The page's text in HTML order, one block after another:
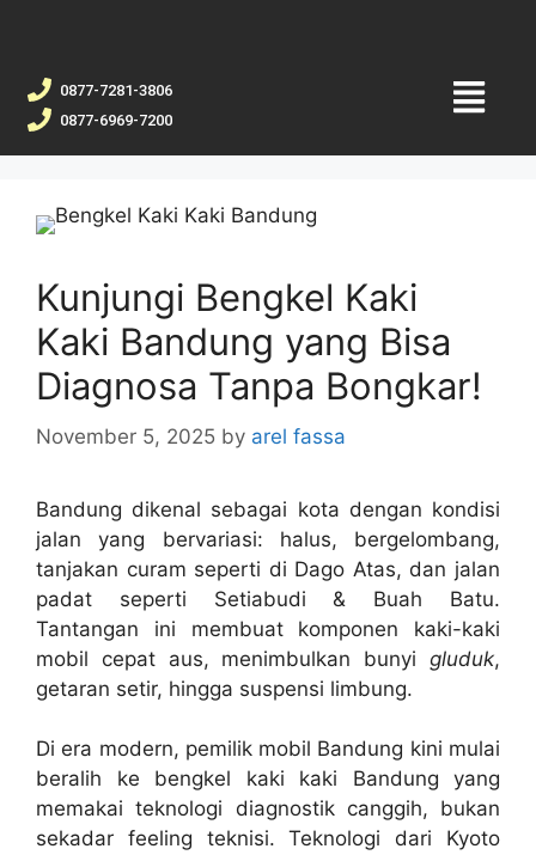
0877-7281-3806
0877-6969-7200
Kunjungi Bengkel Kaki
Kaki Bandung yang Bisa
Diagnosa Tanpa Bongkar!
November 5, 2025 by arel fassa
Bandung dikenal sebagai kota dengan kondisi
jalan yang bervariasi: halus, bergelombang,
tanjakan curam seperti di Dago Atas, dan jalan
padat seperti Setiabudi & Buah Batu.
Tantangan ini membuat komponen kaki-kaki
mobil cepat aus, menimbulkan bunyi gluduk,
getaran setir, hingga suspensi limbung.
Di era modern, pemilik mobil Bandung kini mulai
beralih ke bengkel kaki kaki Bandung yang
memakai teknologi diagnostik canggih, bukan
sekadar feeling teknisi. Teknologi dari Kyoto